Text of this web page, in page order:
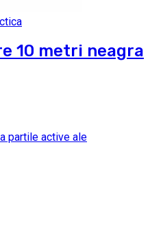
10 metri neagra
partile active ale